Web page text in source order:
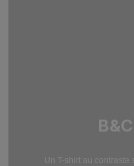
Un T-shirt au